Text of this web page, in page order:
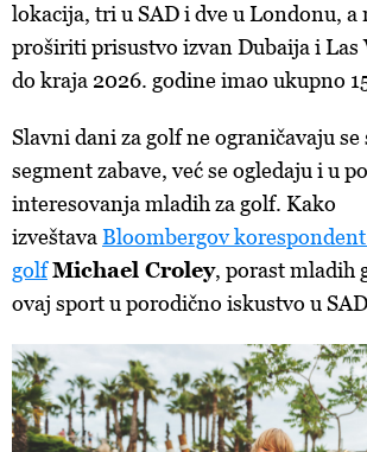
lokacija, tri u SAD i dve u Londonu, a
proširiti prisustvo izvan Dubaija i Las
do kraja 2026. godine imao ukupno
Slavni dani za golf ne ograničavaju se
segment zabave, već se ogledaju i u
interesovanja mladih za golf. Kako
izveštavaBloombergov korespondent
golfMichael Croley, porast mladih
ovaj sport u porodično iskustvo u